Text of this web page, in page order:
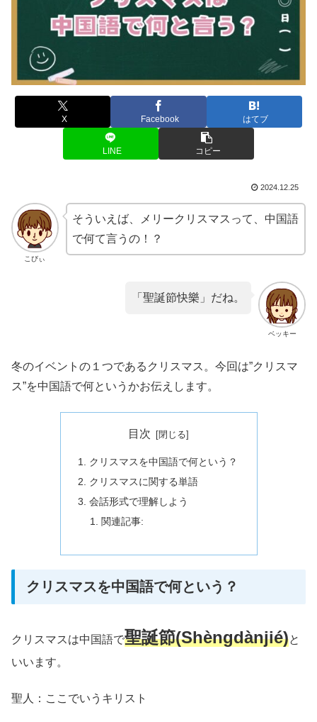
X Facebook はてブ
LINE コピー
2024.12.25
こびぃ
そういえば、メリークリスマスって、中国語
で何て言うの！？
ベッキー
「聖誕節快樂」だね。
冬のイベントの１つであるクリスマス。今回は”クリスマ
ス”を中国語で何というかお伝えします。
目次
クリスマスを中国語で何という？
クリスマスに関する単語
会話形式で理解しよう
関連記事:
クリスマスを中国語で何という？
クリスマスは中国語で聖誕節(Shèngdànjié)と
いいます。
聖人：ここでいうキリスト